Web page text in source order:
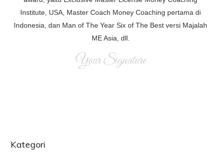
Institute, USA, Master Coach Money Coaching pertama di
Indonesia, dan Man of The Year Six of The Best versi Majalah
ME Asia, dll.
Your Signature
Kategori